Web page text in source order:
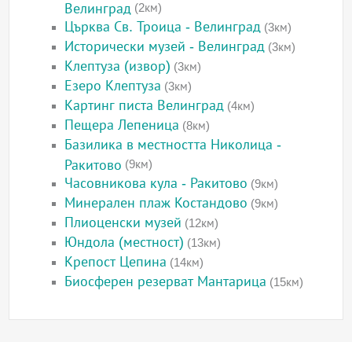
Велинград (2км)
Църква Св. Троица - Велинград (3км)
Исторически музей - Велинград (3км)
Клептуза (извор) (3км)
Езеро Клептуза (3км)
Картинг писта Велинград (4км)
Пещера Лепеница (8км)
Базилика в местността Николица -
Ракитово (9км)
Часовникова кула - Ракитово (9км)
Минерален плаж Костандово (9км)
Плиоценски музей (12км)
Юндола (местност) (13км)
Крепост Цепина (14км)
Биосферен резерват Мантарица (15км)